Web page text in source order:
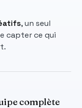
, un seul
capter ce qui
complète